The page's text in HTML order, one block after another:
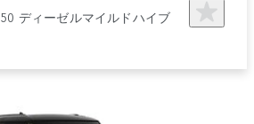
ディーゼルマイルドハイブ